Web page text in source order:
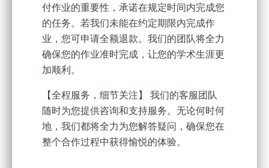
付作业的重要性，承诺在规定时间内完成您
的任务。若我们未能在约定期限内完成作
业，您可申请全额退款。我们的团队将全力
确保您的作业准时完成，让您的学术生涯更
加顺利。
【全程服务，细节关注】 我们的客服团队
随时为您提供咨询和支持服务。无论何时何
地，我们都将全力为您解答疑问，确保您在
整个合作过程中获得愉悦的体验。